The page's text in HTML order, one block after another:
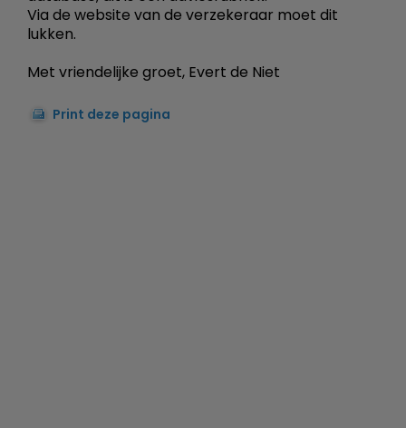
Via de website van de verzekeraar moet dit
lukken.
Met vriendelijke groet, Evert de Niet
Print deze pagina